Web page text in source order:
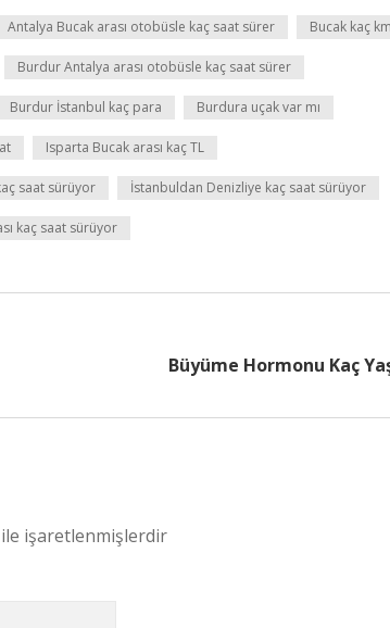
Antalya Bucak arası otobüsle kaç saat sürer Bucak kaç
Burdur Antalya arası otobüsle kaç saat sürer
Burdur İstanbul kaç para Burdura uçak var mı
Isparta Bucak arası kaç TL
saat sürüyor İstanbuldan Denizliye kaç saat sürüyor
kaç saat sürüyor
Büyüme Hormonu Kaç
ile işaretlenmişlerdir